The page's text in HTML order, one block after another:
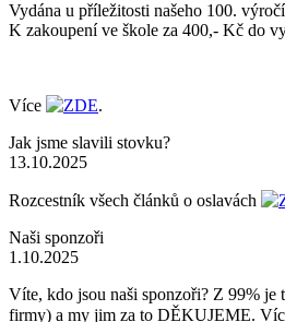
Vydána u příležitosti našeho 100.
K zakoupení ve škole za 400,- Kč do
Více ZDE.
Jak jsme slavili stovku?
13.10.2025
Rozcestník všech článků o oslavách
Naši sponzoři
1.10.2025
Víte, kdo jsou naši sponzoři? Z 99% je
firmy) a my jim za to DĚKUJEME.